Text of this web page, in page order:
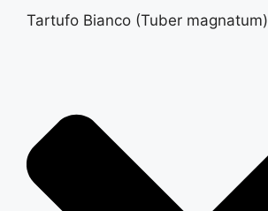
Tartufo Bianco (Tuber magnatum)